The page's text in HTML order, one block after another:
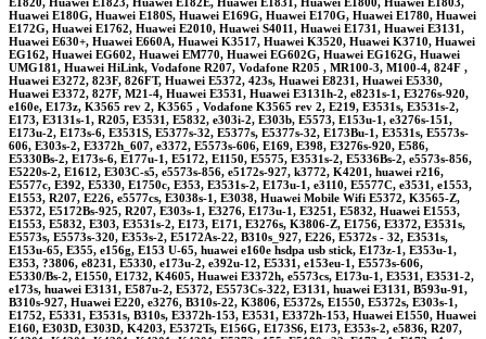
Huawei E180G, Huawei E180S, Huawei E169G, Huawei E170G, Huawei E1780, Huawei
E172G, Huawei E1762, Huawei E2010, Huawei S4011, Huawei E1731, Huawei E3131,
Huawei E630+, Huawei E660A, Huawei K3517, Huawei K3520, Huawei K3710, Huawei
EG162, Huawei EG602, Huawei EM770, Huawei EG602G, Huawei EG162G, Huawei
UMG181, Huawei HiLink, Vodafone R207, Vodafone R205 , MR100-3, M100-4, 824F ,
Huawei E3272, 823F, 826FT, Huawei E5372, 423s, Huawei E8231, Huawei E5330,
Huawei E3372, 827F, M21-4, Huawei E3531, Huawei E3131h-2, e8231s-1, E3276s-920,
e160e, E173z, K3565 rev 2, K3565 , Vodafone K3565 rev 2, E219, E3531s, E3531s-2,
E173, E3131s-1, R205, E3531, E5832, e303i-2, E303b, E5573, E153u-1, e3276s-151,
E173u-2, E173s-6, E3531S, E5377s-32, E5377s, E5377s-32, E173Bu-1, E3531s, E5573s-
606, E303s-2, E3372h_607, e3372, E5573s-606, E169, E398, E3276s-920, E586,
E5330Bs-2, E173s-6, E177u-1, E5172, E1150, E5575, E3531s-2, E5336Bs-2, e5573s-856,
E5220s-2, E1612, E303C-s5, e5573s-856, e5172s-927, k3772, K4201, huawei r216,
E5577c, E392, E5330, E1750c, E353, E3531s-2, E173u-1, e3110, E5577C, e3531, e1553,
E1553, R207, E226, e5577cs, E3038s-1, E3038, Huawei Mobile Wifi E5372, K3565-Z,
E5372, E5172Bs-925, R207, E303s-1, E3276, E173u-1, E3251, E5832, Huawei E1553,
E1553, E5832, E303, E3531s-2, E173, E171, E3276s, K3806-Z, E1756, E3372, E3531s,
E5573s, E5573s-320, E353s-2, E5172As-22, B310s_927, E226, E5372s - 32, E3531s,
E153u-65, E355, e156g, E153 U-65, huawei e160e hsdpa usb stick, E173z-1, E353u-1,
E353, ?3806, e8231, E5330, e173u-2, e392u-12, E5331, e153eu-1, E5573s-606,
E5330/Bs-2, E1550, E1732, K4605, Huawei E3372h, e5573cs, E173u-1, E3531, E3531-2,
e173s, huawei E3131, E587u-2, E5372, E5573Cs-322, E3131, huawei E3131, B593u-91,
B310s-927, Huawei E220, e3276, B310s-22, K3806, E5372s, E1550, E5372s, E303s-1,
E1752, E5331, E3531s, B310s, E3372h-153, E3531, E3372h-153, Huawei E1550, Huawei
E160, E303D, E303D, K4203, E5372Ts, E156G, E173S6, E173, E353s-2, e5836, R207,